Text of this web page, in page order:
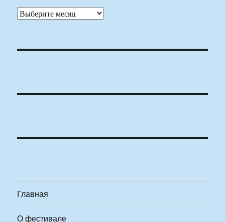
Архивы
Главная
О фестивале